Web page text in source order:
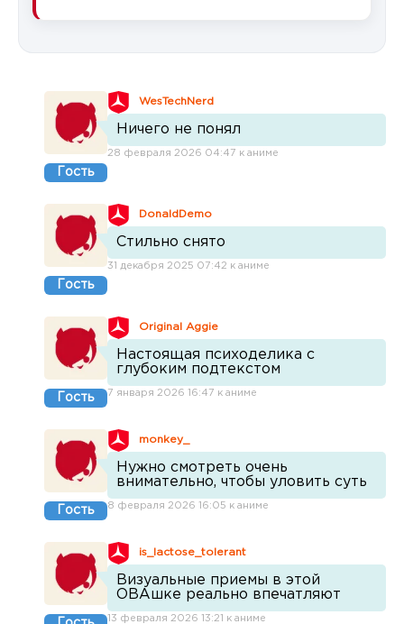
Гость
WesTechNerd
Ничего не понял
28 февраля 2026 04:47 к аниме
Гость
DonaldDemo
Стильно снято
31 декабря 2025 07:42 к аниме
Гость
Original Aggie
Настоящая психоделика с
глубоким подтекстом
7 января 2026 16:47 к аниме
Гость
monkey_
Нужно смотреть очень
внимательно, чтобы уловить суть
8 февраля 2026 16:05 к аниме
is_lactose_tolerant
Визуальные приемы в этой
ОВАшке реально впечатляют
13 февраля 2026 13:21 к аниме